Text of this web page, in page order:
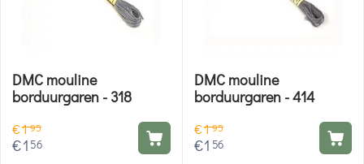
DMC mouline
borduurgaren - 318
€195
€1 56
DMC mouline
borduurgaren - 414
€195
€1 56